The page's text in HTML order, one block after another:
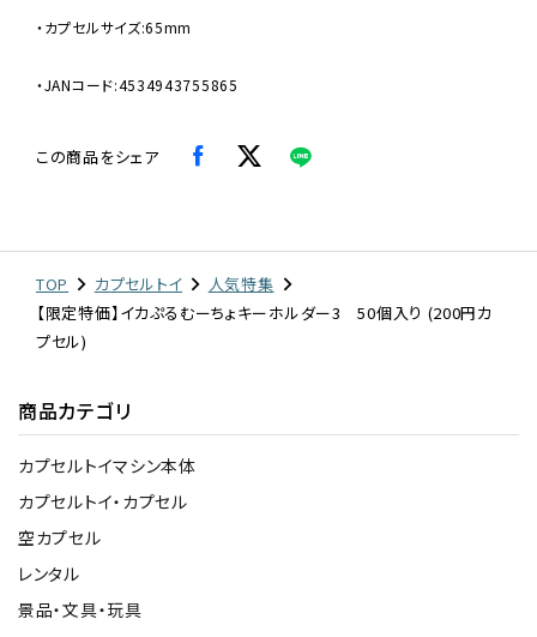
・カプセルサイズ:65mm
・JANコード:4534943755865
この商品をシェア
TOP カプセルトイ
人気特集
【限定特価】イカぷるむーちょキーホルダー3 50個入り (200円カ
プセル)
商品カテゴリ
カプセルトイマシン本体
カプセルトイ・カプセル
空カプセル
レンタル
景品・文具・玩具